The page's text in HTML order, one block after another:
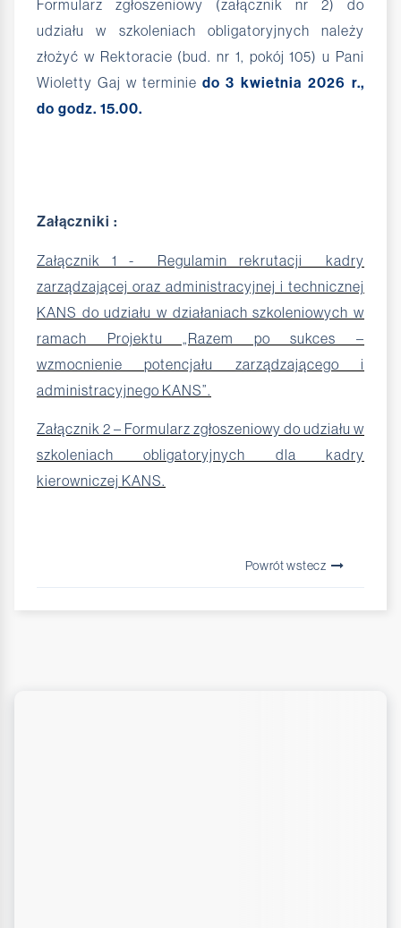
Formularz zgłoszeniowy (załącznik nr 2) do
udziału w szkoleniach obligatoryjnych należy
złożyć w Rektoracie (bud. nr 1, pokój 105) u Pani
Wioletty Gaj w terminie do 3 kwietnia 2026 r.,
do godz. 15.00.
Załączniki :
Załącznik 1 - Regulamin rekrutacji kadry
zarządzającej oraz administracyjnej i technicznej
KANS do udziału w działaniach szkoleniowych w
ramach Projektu „Razem po sukces –
wzmocnienie potencjału zarządzającego i
administracyjnego KANS”.
Załącznik 2 – Formularz zgłoszeniowy do udziału w
szkoleniach obligatoryjnych dla kadry
kierowniczej KANS.
Powrót wstecz